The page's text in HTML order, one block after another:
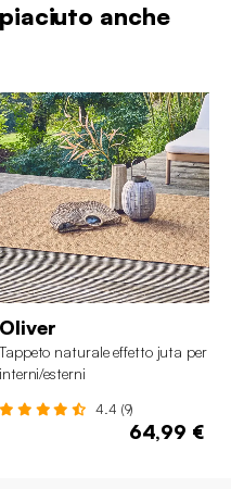
anche
Oliver
Tappeto naturale effetto juta per
interni/esterni
4.4 (9)
64,99 €